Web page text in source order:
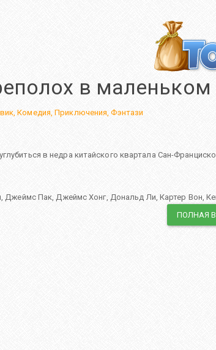
в маленьком
,Комедия,Приключения,Фэнтази
в недра китайского квартала Сан-
,Джеймс Пак,Джеймс Хонг, Дональд Ли, Картер Вон,
ПОЛНАЯ